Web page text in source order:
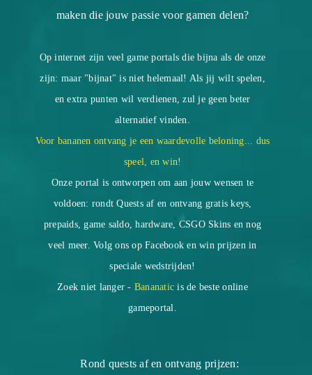
maken die jouw passie voor gamen delen?
Op internet zijn veel game portals die bijna als de onze
zijn: maar "bijnat" is niet helemaal! Als jij wilt spelen,
en extra punten wil verdienen, zul je geen beter
alternatief vinden.
Voor bananen ontvang je een waardevolle beloning... dus
speel, en win!
Onze portal is ontworpen om aan jouw wensen te
voldoen: rondt Quests af en ontvang gratis keys,
prepaids, game saldo, hardware, CSGO Skins en nog
veel meer. Volg ons op Facebook en win prijzen in
speciale wedstrijden!
Zoek niet langer - Bananatic is de beste online
gameportal.
Rond quests af en ontvang prijzen: